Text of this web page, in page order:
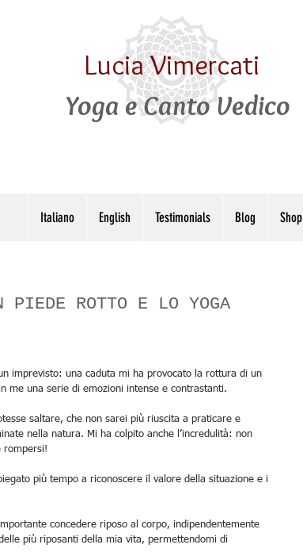
Lucia Vimercati
Yoga e Canto Vedico
Italiano English Testimonials Blog Shop
ROTTO E LO YOGA
imprevisto: una caduta mi ha provocato la rottura di un
me una serie di emozioni intense e contrastanti.
saltare, che non sarei più riuscita a praticare e
nella natura. Mi ha colpito anche l’incredulità: non
rompersi!
più tempo a riconoscere il valore della situazione e i
concedere riposo al corpo, indipendentemente
più riposanti della mia vita, permettendomi di